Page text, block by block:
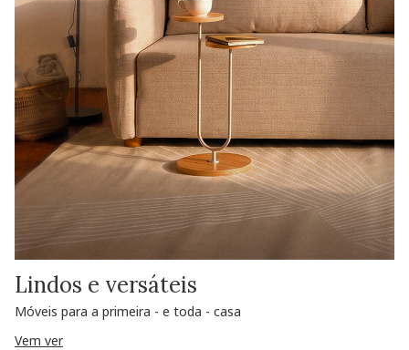
Lindos e versáteis
Móveis para a primeira - e toda - casa
Vem ver